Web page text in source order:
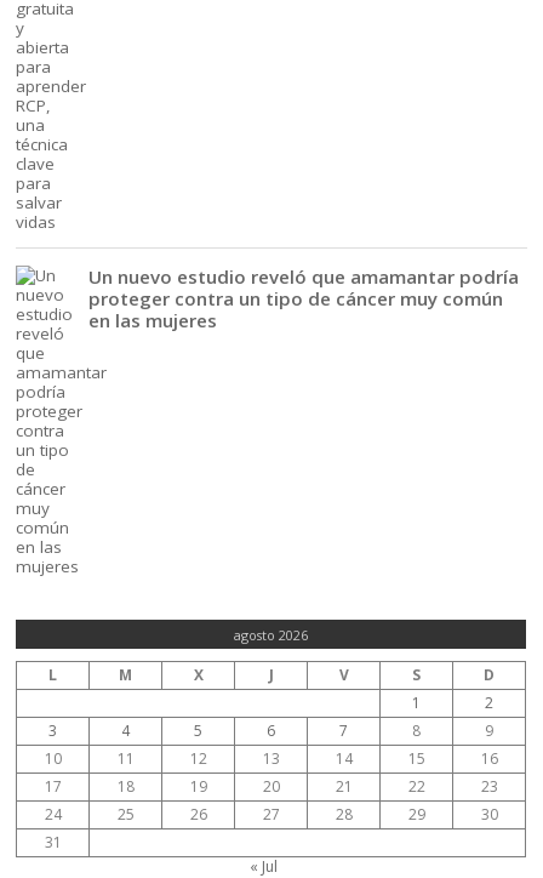
Un nuevo estudio reveló que amamantar podría
proteger contra un tipo de cáncer muy común
en las mujeres
agosto 2026
L M X J V S
D
1
2
3
4 5 6 7 8
9
10
11 12 13 14 15
16
17
18 19 20 21 22
23
24
25 26 27 28 29
30
31
« Jul